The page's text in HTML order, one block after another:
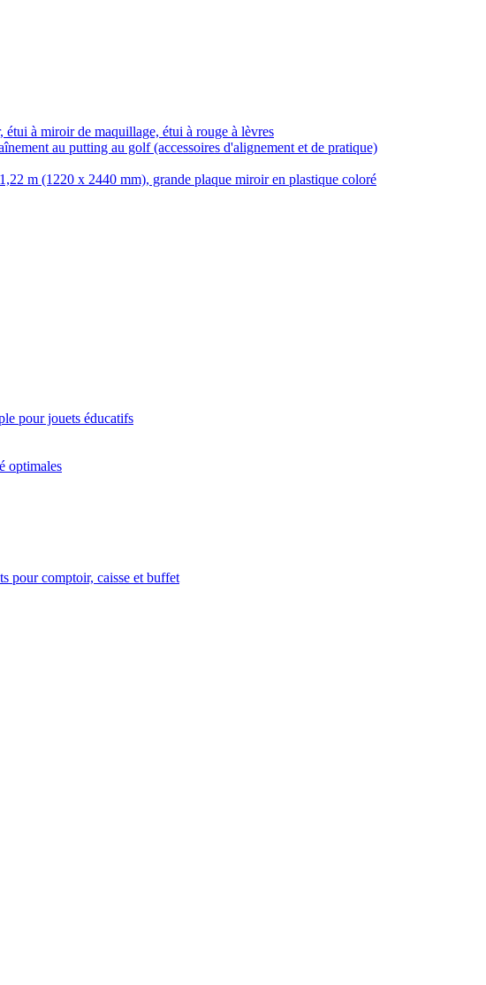
à miroir de maquillage, étui à rouge à lèvres
au putting au golf (accessoires d'alignement et de pratique)
m (1220 x 2440 mm), grande plaque miroir en plastique coloré
pour jouets éducatifs
optimales
pour comptoir, caisse et buffet